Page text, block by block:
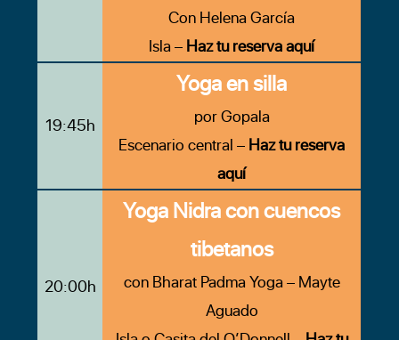
Con Helena García
Isla – Haz tu reserva aquí
19:45h
Yoga en silla
por Gopala
Escenario central – Haz tu reserva
aquí
20:00h
Yoga Nidra con cuencos
tibetanos
con Bharat Padma Yoga – Mayte
Aguado